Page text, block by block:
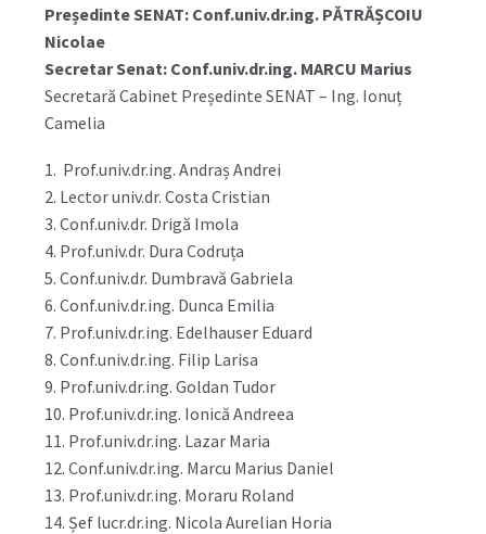
Președinte SENAT: Conf.univ.dr.ing. PĂTRĂȘCOIU
Nicolae
Secretar Senat: Conf.univ.dr.ing. MARCU Marius
Secretară Cabinet Președinte SENAT – Ing. Ionuț
Camelia
1. Prof.univ.dr.ing. Andraș Andrei
2. Lector univ.dr. Costa Cristian
3. Conf.univ.dr. Drigă Imola
4. Prof.univ.dr. Dura Codruța
5. Conf.univ.dr. Dumbravă Gabriela
6. Conf.univ.dr.ing. Dunca Emilia
7. Prof.univ.dr.ing. Edelhauser Eduard
8. Conf.univ.dr.ing. Filip Larisa
9. Prof.univ.dr.ing. Goldan Tudor
10. Prof.univ.dr.ing. Ionică Andreea
11. Prof.univ.dr.ing. Lazar Maria
12. Conf.univ.dr.ing. Marcu Marius Daniel
13. Prof.univ.dr.ing. Moraru Roland
14. Șef lucr.dr.ing. Nicola Aurelian Horia